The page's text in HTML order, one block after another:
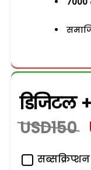
डिजिटल
USD150